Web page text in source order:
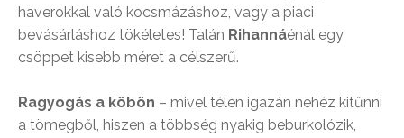
haverokkal való kocsmázáshoz, vagy a piaci
bevásárláshoz tökéletes! Talán Rihannáénál egy
csöppet kisebb méret a célszerű.
Ragyogás a köbön – mivel télen igazán nehéz kitűnni
a tömegből, hiszen a többség nyakig beburkolózik,